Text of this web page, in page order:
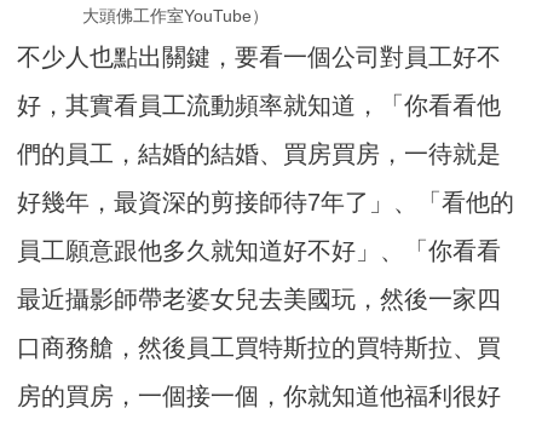
大頭佛工作室YouTube）
不少人也點出關鍵，要看一個公司對員工好不
好，其實看員工流動頻率就知道，「你看看他
們的員工，結婚的結婚、買房買房，一待就是
好幾年，最資深的剪接師待7年了」、「看他的
員工願意跟他多久就知道好不好」、「你看看
最近攝影師帶老婆女兒去美國玩，然後一家四
口商務艙，然後員工買特斯拉的買特斯拉、買
房的買房，一個接一個，你就知道他福利很好